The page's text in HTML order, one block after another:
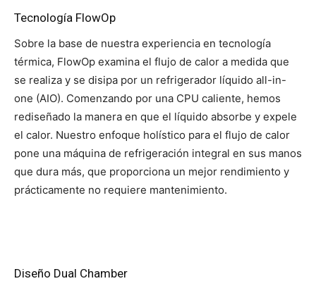
Tecnología FlowOp
Sobre la base de nuestra experiencia en tecnología
térmica, FlowOp examina el flujo de calor a medida que
se realiza y se disipa por un refrigerador líquido all-in-
one (AIO). Comenzando por una CPU caliente, hemos
rediseñado la manera en que el líquido absorbe y expele
el calor. Nuestro enfoque holístico para el flujo de calor
pone una máquina de refrigeración integral en sus manos
que dura más, que proporciona un mejor rendimiento y
prácticamente no requiere mantenimiento.
Diseño Dual Chamber